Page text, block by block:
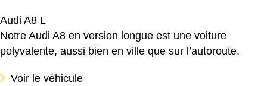
Audi A8 L
Notre Audi A8 en version longue est une voiture
polyvalente, aussi bien en ville que sur l’autoroute.
Voir le véhicule